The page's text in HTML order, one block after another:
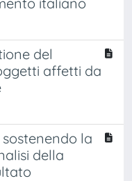
del
affetti da
la
della